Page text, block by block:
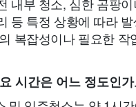
등 특정 상황에 따라
복잡성이나 필요한 작
시간은 어느 정도인